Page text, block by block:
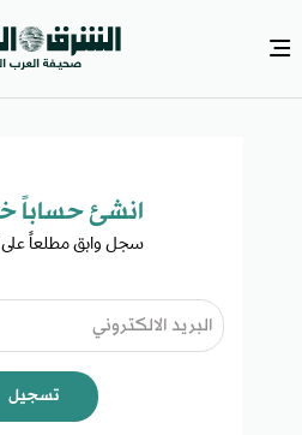
انشئ حساباً
سجل وابق مطلعاً على
تسجيل